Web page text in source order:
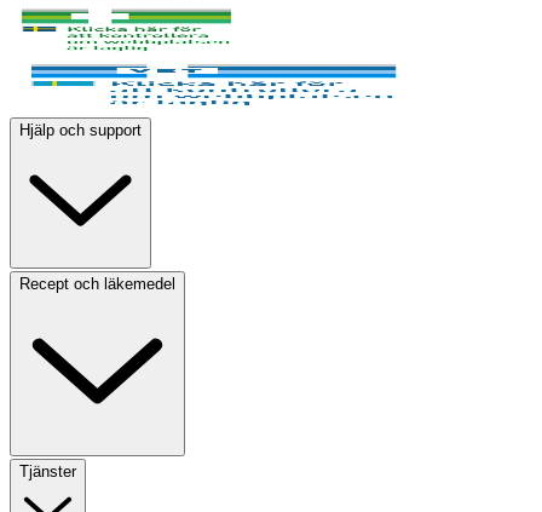
Hjälp och support
Recept och läkemedel
Tjänster